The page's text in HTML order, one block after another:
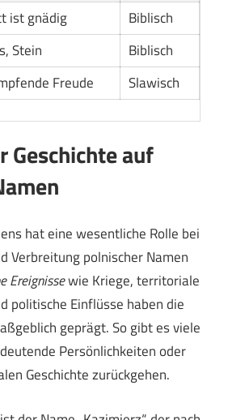
ist gnädig
Biblisch
Stein
Biblisch
Freude Slawisch
Geschichte auf
hat eine wesentliche Rolle bei
Verbreitung polnischer Namen
Ereignissewie Kriege, territoriale
politische Einflüsse haben die
geprägt. So gibt es viele
Persönlichkeiten oder
Geschichte zurückgehen.